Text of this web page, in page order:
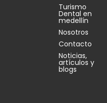
Turismo
Dental en
medellín
Nosotros
Contacto
Noticias,
artículos y
blogs